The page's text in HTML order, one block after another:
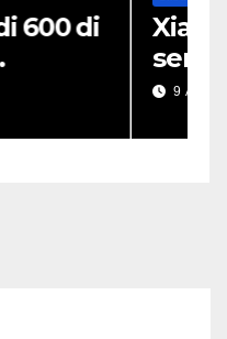
in offerta, è